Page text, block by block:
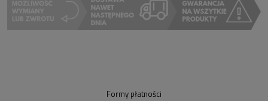
Formy płatności